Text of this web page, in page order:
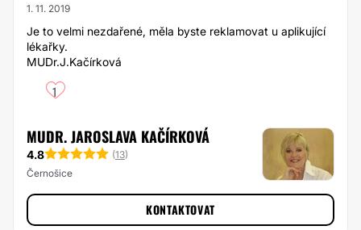
1. 11. 2019
Je to velmi nezdařené, měla byste reklamovat u aplikující
lékařky.
MUDr.J.Kačírková
1
MUDR. JAROSLAVA KAČÍRKOVÁ
4.8 (13)
Černošice
KONTAKTOVAT